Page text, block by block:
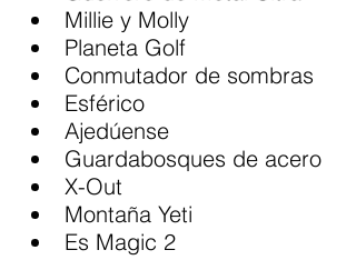
Millie y Molly
Planeta Golf
Conmutador de sombras
Esférico
Ajedúense
Guardabosques de acero
X-Out
Montaña Yeti
Es Magic 2